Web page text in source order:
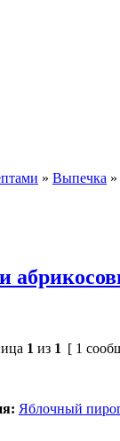
» Выпечка »
1 из 1 [ 1
Яблочный